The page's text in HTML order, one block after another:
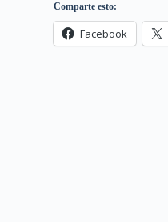
Comparte esto:
Facebook